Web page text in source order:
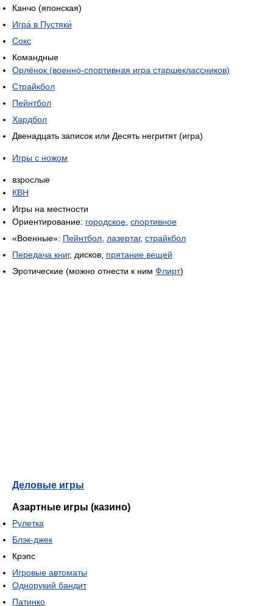
Канчо (японская)
Игра́ в Пустяки́
Сокс
Командные
Орлёнок (военно-спортивная игра старшеклассников)
Страйкбол
Пейнтбол
Хардбол
Двенадцать записок или Десять негритят (игра)
Игры с ножом
взрослые
КВН
Игры на местности
Ориентирование: городское спортивное
«Военные»: Пейнтбол лазертаг, страйкбол
Передача книг, дисков, прятание вещей
Эротические (можно отнести к ним Флирт)
Деловые игры
Азартные игры (казино)
Рулетка
Блэк-джек
Крэпс
Игровые автоматы
Однорукий бандит
Патинко